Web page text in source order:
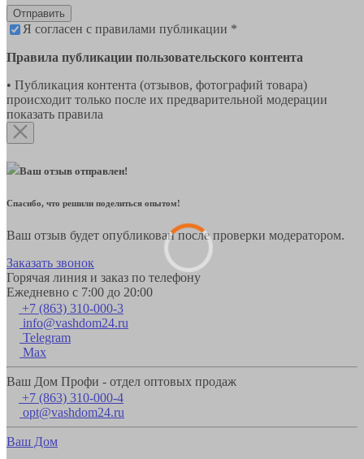
Отправить
Я согласен с правилами публикации *
Правила публикации пользовательского контента
• Публикация контента (отзывов, фотографий товара)
происходит только после их предварительной модерации
показать правила
Ваш отзыв отправлен!
Спасибо, что решили поделиться опытом!
Ваш отзыв будет опубликован после проверки модератором.
Заказать звонок
Горячая линия и заказ по телефону
Ежедневно с 7:00 до 20:00
+7 (863) 310-000-3
info@vashdom24.ru
Telegram
Max
Ваш Дом Профи - отдел оптовых продаж
+7 (863) 310-000-4
opt@vashdom24.ru
Ваш Дом